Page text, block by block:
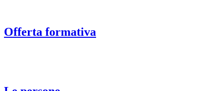
Offerta formativa